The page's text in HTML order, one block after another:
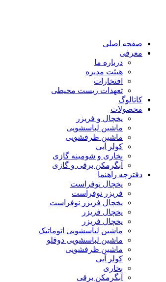
صفحه اصلی
معرفی
درباره ما
هیئت مدیره
افتخارات
تعهدات زیست محیطی
کاتالوگ
محصولات
یخچال و فریزر
ماشین لباسشویی
ماشین ظرفشویی
کولر آبی
بخاری و شومینه گازی
آبگرمکن برقی و گازی
دفترچه راهنما
یخچال نوفراست
فریزر نوفراست
یخچال فریزر نوفراست
یخچال فریزر
یخچال فریزر
ماشین لباسشویی اتوماتیک
ماشین لباسشویی دوقلو
ماشین ظرفشویی
کولر آبی
بخاری
آبگرمکن برقی